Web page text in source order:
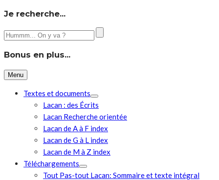
Je recherche…
Bonus en plus…
Menu
Textes et documents
Lacan : des Écrits
Lacan Recherche orientée
Lacan de A à F index
Lacan de G à L index
Lacan de M à Z index
Téléchargements
Tout Pas-tout Lacan: Sommaire et texte intégral